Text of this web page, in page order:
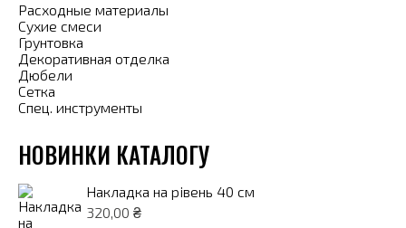
Расходные материалы
Сухие смеси
Грунтовка
Декоративная отделка
Дюбели
Сетка
Спец. инструменты
НОВИНКИ КАТАЛОГУ
Накладка на рівень 40 см
320,00 ₴